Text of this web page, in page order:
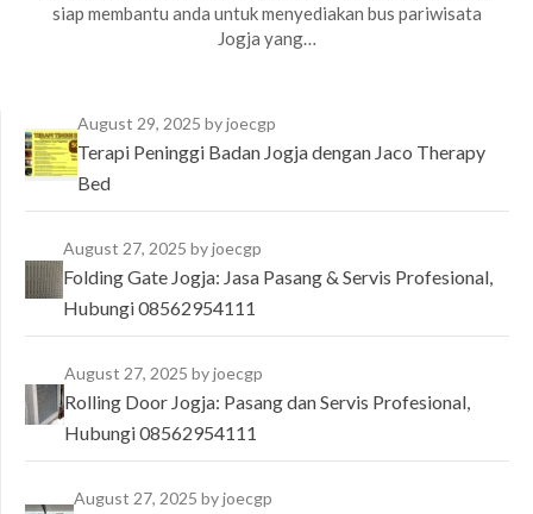
siap membantu anda untuk menyediakan bus pariwisata
Jogja yang…
August 29, 2025 by joecgp
Terapi Peninggi Badan Jogja dengan Jaco Therapy
Bed
August 27, 2025by joecgp
Folding Gate Jogja: Jasa Pasang & Servis Profesional,
Hubungi 08562954111
August 27, 2025by joecgp
Rolling Door Jogja: Pasang dan Servis Profesional,
Hubungi 08562954111
August 27, 2025by joecgp